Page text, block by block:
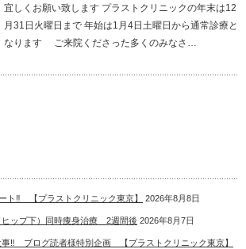
宜しくお願い致します プラストクリニックの年末は12
月31日火曜日まで 年始は1月4日土曜日から通常診療と
なります ご来院くださった多くのみなさ…
ト‼ 【プラストクリニック東京】 2026年8月8日
ヒップ下）同時痩身治療 2週間後 2026年8月7日
事‼ ブログ読者様特別企画 【プラストクリニック東京】